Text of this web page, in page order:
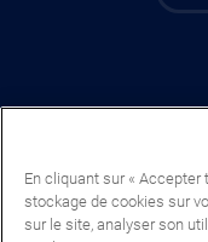
En cliquant sur «
stockage de cookies sur
sur le site, analyser son